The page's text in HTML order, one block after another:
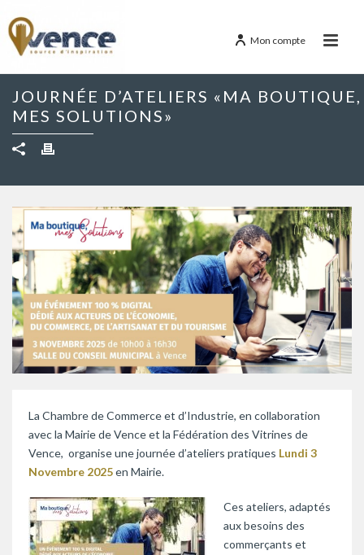
Mon compte
JOURNÉE D’ATELIERS «MA BOUTIQUE,
MES SOLUTIONS»
La Chambre de Commerce et d’Industrie, en collaboration
avec la Mairie de Vence et la Fédération des Vitrines de
Vence, organise une journée d’ateliers pratiques Lundi 3
Novembre 2025en Mairie.
Ces ateliers, adaptés
aux besoins des
commerçants et